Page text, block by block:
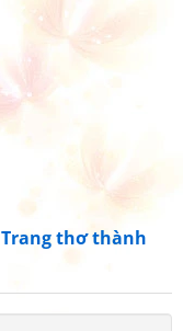
Trang thơ thành